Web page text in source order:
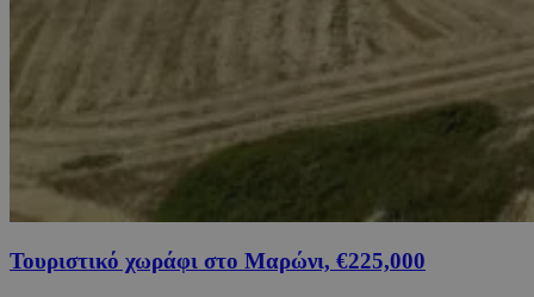
Τουριστικό χωράφι στο Μαρώνι, €225,000